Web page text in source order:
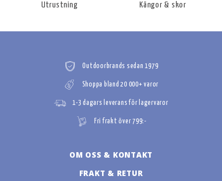
Utrustning Kängor & skor
Outdoorbrands sedan 1979
Shoppa bland 20 000+ varor
1-3 dagars leverans för lagervaror
Fri frakt över 799:-
OM OSS & KONTAKT
FRAKT & RETUR